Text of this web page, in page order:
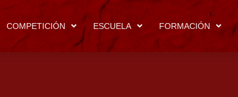
COMPETICIÓN ESCUELA FORMACIÓN